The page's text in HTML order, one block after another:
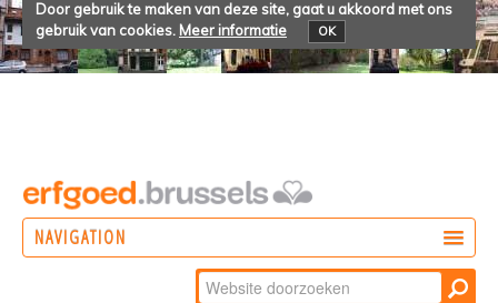
Door gebruik te maken van deze site, gaat u akkoord met ons
gebruik van cookies. Meer informatie OK
NAVIGATION
Zoek